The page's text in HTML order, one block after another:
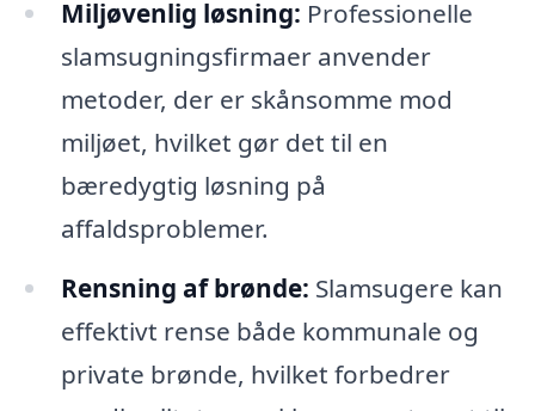
Miljøvenlig løsning: Professionelle
slamsugningsfirmaer anvender
metoder, der er skånsomme mod
miljøet, hvilket gør det til en
bæredygtig løsning på
affaldsproblemer.
Rensning af brønde: Slamsugere kan
effektivt rense både kommunale og
private brønde, hvilket forbedrer